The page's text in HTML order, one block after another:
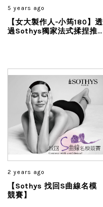
5 years ago
【女大製作人-小筠180】透
過Sothys獨家法式揉捏推
腫、感覺整個人都好輕鬆...
2 years ago
【Sothys 找回S曲線名模
競賽】